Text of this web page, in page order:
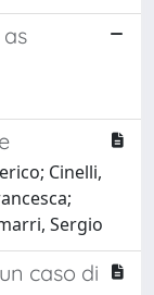
Cinelli,
Sergio
caso di